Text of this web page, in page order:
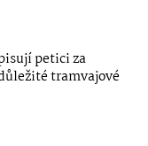
petici za
tramvajové